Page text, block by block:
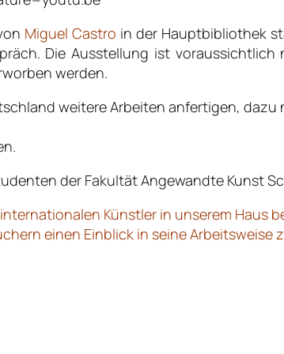
Miguel Castro in der Hauptbibliothek
Die Ausstellung ist
werden.
weitere Arbeiten anfertigen,
der Fakultät Angewandte Kunst
Künstler in unserem Haus
einen Einblick in seine Arbeitsweise